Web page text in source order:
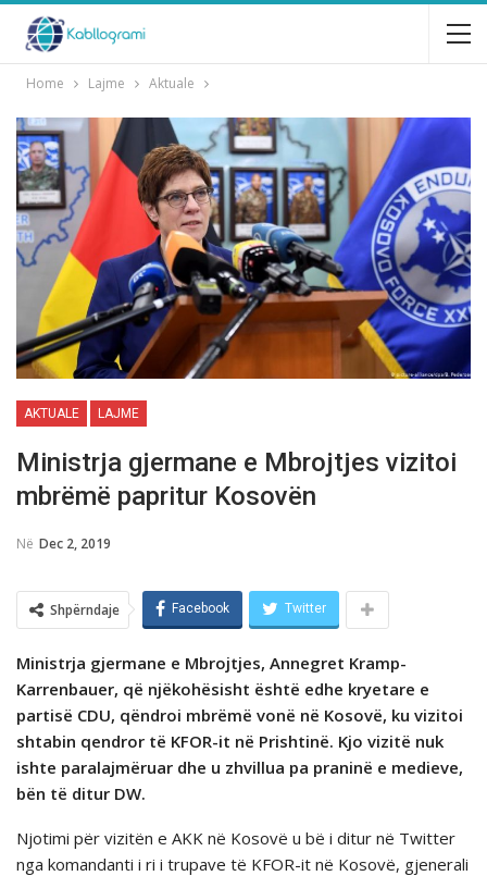
Home Lajme Aktuale
AKTUALE LAJME
Ministrja gjermane e Mbrojtjes vizitoi
mbrëmë papritur Kosovën
Në Dec 2, 2019
Shpërndaje Facebook Twitter
Ministrja gjermane e Mbrojtjes, Annegret Kramp-
Karrenbauer, që njëkohësisht është edhe kryetare e
partisë CDU, qëndroi mbrëmë vonë në Kosovë, ku vizitoi
shtabin qendror të KFOR-it në Prishtinë. Kjo vizitë nuk
ishte paralajmëruar dhe u zhvillua pa praninë e medieve,
bën të ditur DW.
Njotimi për vizitën e AKK në Kosovë u bë i ditur në Twitter
nga komandanti i ri i trupave të KFOR-it në Kosovë, gjenerali